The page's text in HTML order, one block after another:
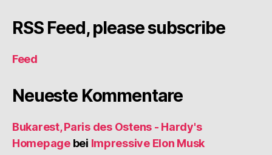
RSS Feed, please subscribe
Feed
Neueste Kommentare
Bukarest, Paris des Ostens - Hardy's
Homepagebei Impressive Elon Musk